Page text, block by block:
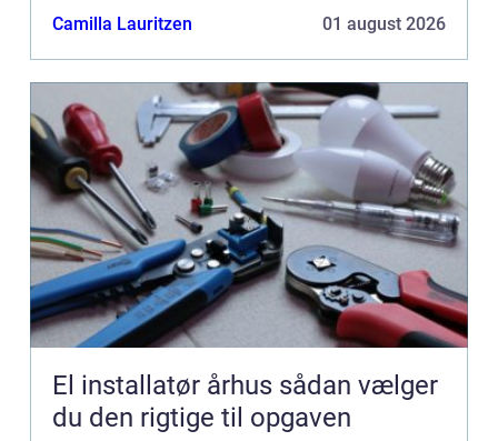
for skidt og snavs, hvilk...
Camilla Lauritzen 01 august 2026
El installatør århus sådan vælger
du den rigtige til opgaven